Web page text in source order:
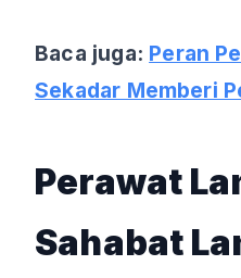
Baca juga: Peran
Sekadar Memberi
Perawat
Sahabat